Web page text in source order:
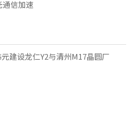
信加速
建设龙仁Y2与清州M17晶圆厂